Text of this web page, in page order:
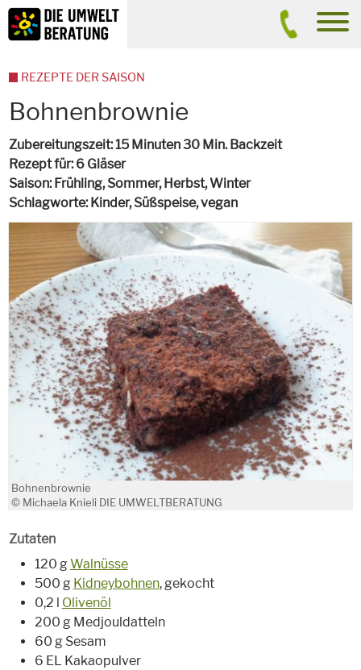
Inhalt
Suche
Bohnenbrownie
Zubereitungszeit 15 Minuten 30 Min. Backzeit
Rezept für 6 Gläser
Saison Frühling, Sommer, Herbst, Winter
Schlagworte Kinder, Süßspeise,vegan
Bohnenbrownie
© Michaela Knieli DIE UMWELTBERATUNG
Zutaten
120 gWalnüsse
500 g Kidneybohnen, gekocht
0,2 l Olivenöl
200 g Medjouldatteln
60 g Sesam
6 EL Kakaopulver
REZEPTE DER SAISON